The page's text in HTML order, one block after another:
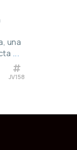
una
...
JV158